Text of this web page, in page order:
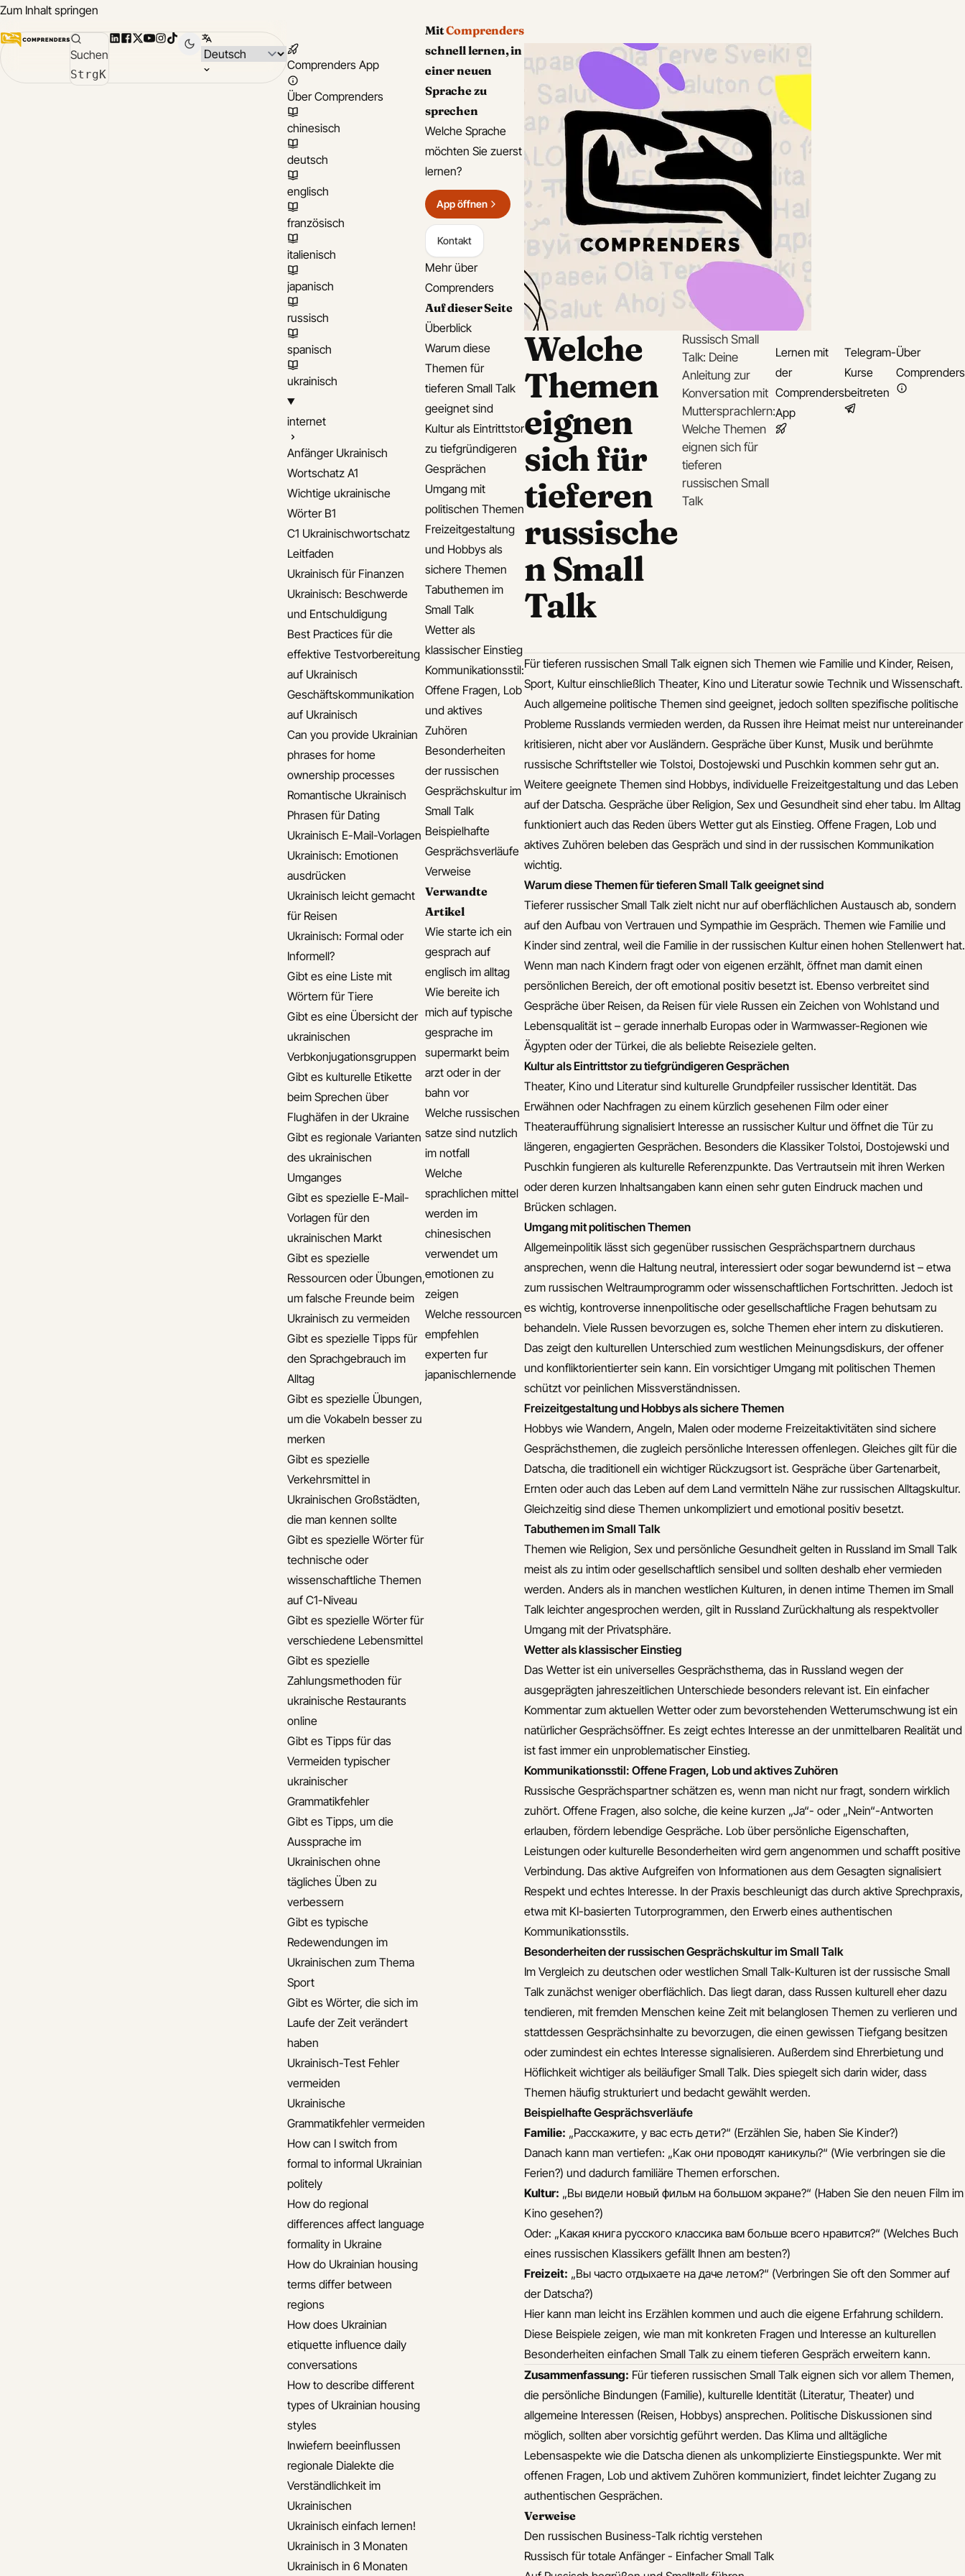
Zum Inhalt springen
Suchen
StrgK
LinkedIn
Facebook
X YouTube
Instagram
TikTok Sprache wählen
Comprenders App
Über Comprenders
chinesisch
deutsch
englisch
französisch
italienisch
japanisch
russisch
spanisch
ukrainisch
internet
Anfänger Ukrainisch
Wortschatz A1
Wichtige ukrainische
Wörter B1
C1 Ukrainischwortschatz
Leitfaden
Ukrainisch für Finanzen
Ukrainisch: Beschwerde
und Entschuldigung
Best Practices für die
effektive Testvorbereitung
auf Ukrainisch
Geschäftskommunikation
auf Ukrainisch
Can you provide Ukrainian
phrases for home
ownership processes
Romantische Ukrainisch
Phrasen für Dating
Ukrainisch E-Mail-Vorlagen
Ukrainisch: Emotionen
ausdrücken
Ukrainisch leicht gemacht
für Reisen
Ukrainisch: Formal oder
Informell?
Gibt es eine Liste mit
Wörtern für Tiere
Gibt es eine Übersicht der
ukrainischen
Verbkonjugationsgruppen
Gibt es kulturelle Etikette
beim Sprechen über
Flughäfen in der Ukraine
Gibt es regionale Varianten
des ukrainischen
Umganges
Gibt es spezielle E-Mail-
Vorlagen für den
ukrainischen Markt
Gibt es spezielle
Ressourcen oder Übungen,
um falsche Freunde beim
Ukrainisch zu vermeiden
Gibt es spezielle Tipps für
den Sprachgebrauch im
Alltag
Gibt es spezielle Übungen,
um die Vokabeln besser zu
merken
Gibt es spezielle
Verkehrsmittel in
Ukrainischen Großstädten,
die man kennen sollte
Gibt es spezielle Wörter für
technische oder
wissenschaftliche Themen
auf C1-Niveau
Gibt es spezielle Wörter für
verschiedene Lebensmittel
Gibt es spezielle
Zahlungsmethoden für
ukrainische Restaurants
online
Gibt es Tipps für das
Vermeiden typischer
ukrainischer
Grammatikfehler
Gibt es Tipps, um die
Aussprache im
Ukrainischen ohne
tägliches Üben zu
verbessern
Gibt es typische
Redewendungen im
Ukrainischen zum Thema
Sport
Gibt es Wörter, die sich im
Laufe der Zeit verändert
haben
Ukrainisch-Test Fehler
vermeiden
Ukrainische
Grammatikfehler vermeiden
How can I switch from
formal to informal Ukrainian
politely
How do regional
differences affect language
formality in Ukraine
How do Ukrainian housing
terms differ between
regions
How does Ukrainian
etiquette influence daily
conversations
How to describe different
types of Ukrainian housing
styles
Inwiefern beeinflussen
regionale Dialekte die
Verständlichkeit im
Ukrainischen
Ukrainisch einfach lernen!
Ukrainisch in 3 Monaten
Ukrainisch in 6 Monaten
MitComprenders
schnell lernen, in
einer neuen
Sprache zu
sprechen
Welche Sprache
möchten Sie zuerst
lernen?
App öffnen
Kontakt
Mehr über
Comprenders
Auf dieser Seite
Überblick
Warum diese
Themen für
tieferen Small Talk
geeignet sind
Kultur als Eintrittstor
zu tiefgründigeren
Gesprächen
Umgang mit
politischen Themen
Freizeitgestaltung
und Hobbys als
sichere Themen
Tabuthemen im
Small Talk
Wetter als
klassischer Einstieg
Kommunikationsstil:
Offene Fragen, Lob
und aktives
Zuhören
Besonderheiten
der russischen
Gesprächskultur im
Small Talk
Beispielhafte
Gesprächsverläufe
Verweise
Verwandte
Artikel
Wie starte ich ein
gesprach auf
englisch im alltag
Wie bereite ich
mich auf typische
gesprache im
supermarkt beim
arzt oder in der
bahn vor
Welche russischen
satze sind nutzlich
im notfall
Welche
sprachlichen mittel
werden im
chinesischen
verwendet um
emotionen zu
zeigen
Welche ressourcen
empfehlen
experten fur
japanischlernende
Welche
Themen
eignen
sich für
tieferen
russische
n Small
Talk
Russisch Small
Talk: Deine
Anleitung zur
Konversation mit
Muttersprachlern:
Welche Themen
eignen sich für
tieferen
russischen Small
Talk
Lernen mit
der
Comprenders
App
Telegram-
Kurse
beitreten
Über
Comprenders
Für tieferen russischen Small Talk eignen sich Themen wie Familie und Kinder, Reisen,
Sport, Kultur einschließlich Theater, Kino und Literatur sowie Technik und Wissenschaft.
Auch allgemeine politische Themen sind geeignet, jedoch sollten spezifische politische
Probleme Russlands vermieden werden, da Russen ihre Heimat meist nur untereinander
kritisieren, nicht aber vor Ausländern. Gespräche über Kunst, Musik und berühmte
russische Schriftsteller wie Tolstoi, Dostojewski und Puschkin kommen sehr gut an.
Weitere geeignete Themen sind Hobbys, individuelle Freizeitgestaltung und das Leben
auf der Datscha. Gespräche über Religion, Sex und Gesundheit sind eher tabu. Im Alltag
funktioniert auch das Reden übers Wetter gut als Einstieg. Offene Fragen, Lob und
aktives Zuhören beleben das Gespräch und sind in der russischen Kommunikation
wichtig.
Warum diese Themen für tieferen Small Talk geeignet sind
Tieferer russischer Small Talk zielt nicht nur auf oberflächlichen Austausch ab, sondern
auf den Aufbau von Vertrauen und Sympathie im Gespräch. Themen wie Familie und
Kinder sind zentral, weil die Familie in der russischen Kultur einen hohen Stellenwert hat.
Wenn man nach Kindern fragt oder von eigenen erzählt, öffnet man damit einen
persönlichen Bereich, der oft emotional positiv besetzt ist. Ebenso verbreitet sind
Gespräche über Reisen, da Reisen für viele Russen ein Zeichen von Wohlstand und
Lebensqualität ist – gerade innerhalb Europas oder in Warmwasser-Regionen wie
Ägypten oder der Türkei, die als beliebte Reiseziele gelten.
Kultur als Eintrittstor zu tiefgründigeren Gesprächen
Theater, Kino und Literatur sind kulturelle Grundpfeiler russischer Identität. Das
Erwähnen oder Nachfragen zu einem kürzlich gesehenen Film oder einer
Theateraufführung signalisiert Interesse an russischer Kultur und öffnet die Tür zu
längeren, engagierten Gesprächen. Besonders die Klassiker Tolstoi, Dostojewski und
Puschkin fungieren als kulturelle Referenzpunkte. Das Vertrautsein mit ihren Werken
oder deren kurzen Inhaltsangaben kann einen sehr guten Eindruck machen und
Brücken schlagen.
Umgang mit politischen Themen
Allgemeinpolitik lässt sich gegenüber russischen Gesprächspartnern durchaus
ansprechen, wenn die Haltung neutral, interessiert oder sogar bewundernd ist – etwa
zum russischen Weltraumprogramm oder wissenschaftlichen Fortschritten. Jedoch ist
es wichtig, kontroverse innenpolitische oder gesellschaftliche Fragen behutsam zu
behandeln. Viele Russen bevorzugen es, solche Themen eher intern zu diskutieren.
Das zeigt den kulturellen Unterschied zum westlichen Meinungsdiskurs, der offener
und konfliktorientierter sein kann. Ein vorsichtiger Umgang mit politischen Themen
schützt vor peinlichen Missverständnissen.
Freizeitgestaltung und Hobbys als sichere Themen
Hobbys wie Wandern, Angeln, Malen oder moderne Freizeitaktivitäten sind sichere
Gesprächsthemen, die zugleich persönliche Interessen offenlegen. Gleiches gilt für die
Datscha, die traditionell ein wichtiger Rückzugsort ist. Gespräche über Gartenarbeit,
Ernten oder auch das Leben auf dem Land vermitteln Nähe zur russischen Alltagskultur.
Gleichzeitig sind diese Themen unkompliziert und emotional positiv besetzt.
Tabuthemen im Small Talk
Themen wie Religion, Sex und persönliche Gesundheit gelten in Russland im Small Talk
meist als zu intim oder gesellschaftlich sensibel und sollten deshalb eher vermieden
werden. Anders als in manchen westlichen Kulturen, in denen intime Themen im Small
Talk leichter angesprochen werden, gilt in Russland Zurückhaltung als respektvoller
Umgang mit der Privatsphäre.
Wetter als klassischer Einstieg
Das Wetter ist ein universelles Gesprächsthema, das in Russland wegen der
ausgeprägten jahreszeitlichen Unterschiede besonders relevant ist. Ein einfacher
Kommentar zum aktuellen Wetter oder zum bevorstehenden Wetterumschwung ist ein
natürlicher Gesprächsöffner. Es zeigt echtes Interesse an der unmittelbaren Realität und
ist fast immer ein unproblematischer Einstieg.
Kommunikationsstil: Offene Fragen, Lob und aktives Zuhören
Russische Gesprächspartner schätzen es, wenn man nicht nur fragt, sondern wirklich
zuhört. Offene Fragen, also solche, die keine kurzen „Ja“- oder „Nein“-Antworten
erlauben, fördern lebendige Gespräche. Lob über persönliche Eigenschaften,
Leistungen oder kulturelle Besonderheiten wird gern angenommen und schafft positive
Verbindung. Das aktive Aufgreifen von Informationen aus dem Gesagten signalisiert
Respekt und echtes Interesse. In der Praxis beschleunigt das durch aktive Sprechpraxis,
etwa mit KI-basierten Tutorprogrammen, den Erwerb eines authentischen
Kommunikationsstils.
Besonderheiten der russischen Gesprächskultur im Small Talk
Im Vergleich zu deutschen oder westlichen Small Talk-Kulturen ist der russische Small
Talk zunächst weniger oberflächlich. Das liegt daran, dass Russen kulturell eher dazu
tendieren, mit fremden Menschen keine Zeit mit belanglosen Themen zu verlieren und
stattdessen Gesprächsinhalte zu bevorzugen, die einen gewissen Tiefgang besitzen
oder zumindest ein echtes Interesse signalisieren. Außerdem sind Ehrerbietung und
Höflichkeit wichtiger als beiläufiger Small Talk. Dies spiegelt sich darin wider, dass
Themen häufig strukturiert und bedacht gewählt werden.
Beispielhafte Gesprächsverläufe
Familie: „Расскажите, у вас есть дети?“ (Erzählen Sie, haben Sie Kinder?)
Danach kann man vertiefen: „Как они проводят каникулы?“ (Wie verbringen sie die
Ferien?) und dadurch familiäre Themen erforschen.
Kultur: „Вы видели новый фильм на большом экране?“ (Haben Sie den neuen Film im
Kino gesehen?)
Oder: „Какая книга русского классика вам больше всего нравится?“ (Welches Buch
eines russischen Klassikers gefällt Ihnen am besten?)
Freizeit: „Вы часто отдыхаете на даче летом?“ (Verbringen Sie oft den Sommer auf
der Datscha?)
Hier kann man leicht ins Erzählen kommen und auch die eigene Erfahrung schildern.
Diese Beispiele zeigen, wie man mit konkreten Fragen und Interesse an kulturellen
Besonderheiten einfachen Small Talk zu einem tieferen Gespräch erweitern kann.
Zusammenfassung: Für tieferen russischen Small Talk eignen sich vor allem Themen,
die persönliche Bindungen (Familie), kulturelle Identität (Literatur, Theater) und
allgemeine Interessen (Reisen, Hobbys) ansprechen. Politische Diskussionen sind
möglich, sollten aber vorsichtig geführt werden. Das Klima und alltägliche
Lebensaspekte wie die Datscha dienen als unkomplizierte Einstiegspunkte. Wer mit
offenen Fragen, Lob und aktivem Zuhören kommuniziert, findet leichter Zugang zu
authentischen Gesprächen.
Verweise
Den russischen Business-Talk richtig verstehen
Russisch für totale Anfänger - Einfacher Small Talk